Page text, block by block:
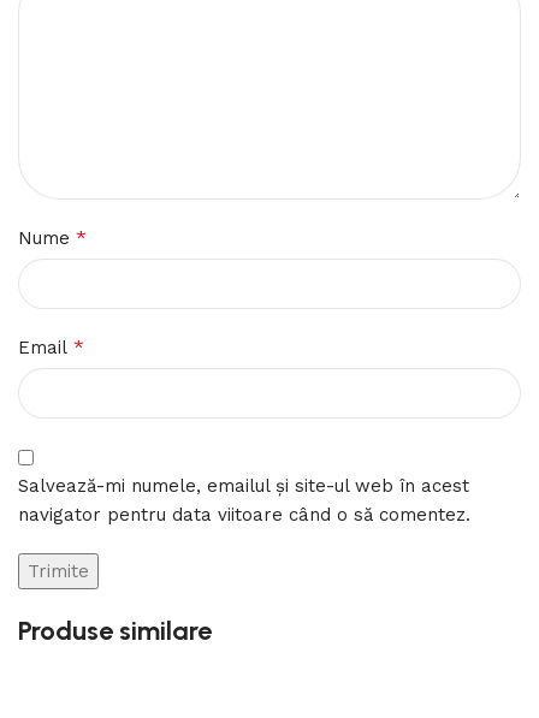
Nume *
Email *
Salvează-mi numele, emailul și site-ul web în acest
navigator pentru data viitoare când o să comentez.
Produse similare